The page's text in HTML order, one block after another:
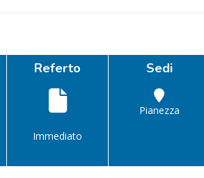
Referto
Immediato
Sedi
Pianezza